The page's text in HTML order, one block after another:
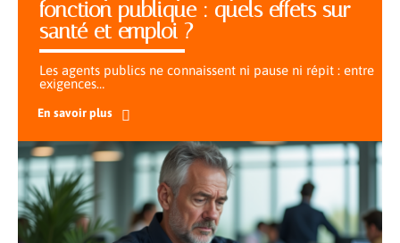
fonction publique : quels effets sur
santé et emploi ?
Les agents publics ne connaissent ni pause ni répit : entre
exigences…
En savoir plus